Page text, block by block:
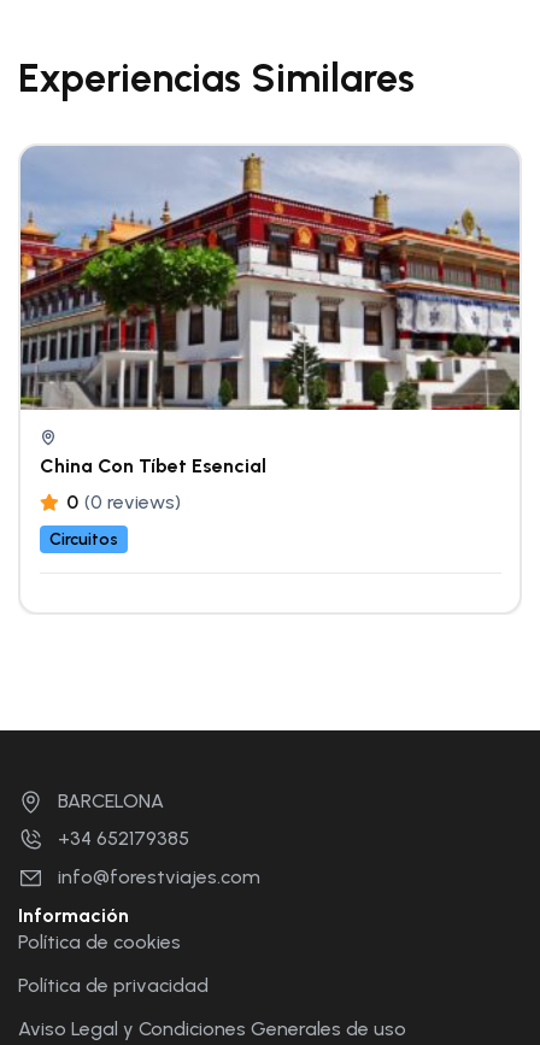
Experiencias Similares
China Con Tíbet Esencial
0 (0 reviews)
Circuitos
BARCELONA
+34 652179385
info@forestviajes.com
Información
Política de cookies
Política de privacidad
Aviso Legal y Condiciones Generales de uso